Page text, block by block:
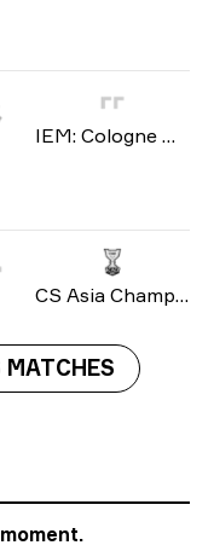
IEM: Cologne Major 2026
CS Asia Championships 2026